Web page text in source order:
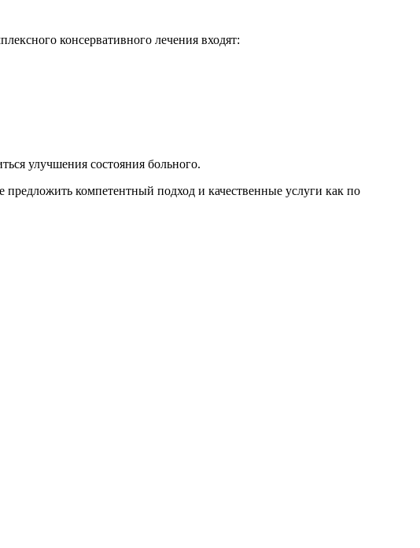
консервативного лечения входят:
улучшения состояния больного.
компетентный подход и качественные услуги как по